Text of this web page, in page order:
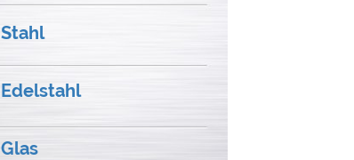
Stahl
Edelstahl
Glas